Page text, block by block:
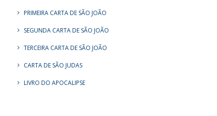
PRIMEIRA CARTA DE SÃO JOÃO
SEGUNDA CARTA DE SÃO JOÃO
TERCEIRA CARTA DE SÃO JOÃO
CARTA DE SÃO JUDAS
LIVRO DO APOCALIPSE